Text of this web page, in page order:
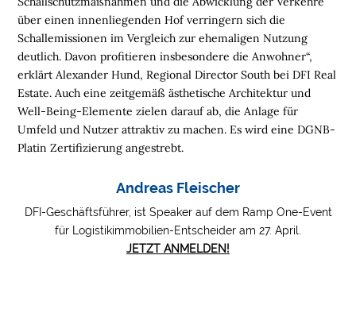
K
R
E
G
I
O
N
E
R
A
über einen innenliegenden Hof verringern sich die
Schallemissionen im Vergleich zur ehemaligen Nutzung
deutlich. Davon profitieren insbesondere die Anwohner“,
erklärt Alexander Hund, Regional Director South bei DFI Real
Estate. Auch eine zeitgemäß ästhetische Architektur und
Well-Being-Elemente zielen darauf ab, die Anlage für
Umfeld und Nutzer attraktiv zu machen. Es wird eine DGNB-
Platin Zertifizierung angestrebt.
Andreas Fleischer
DFI-Geschäftsführer, ist Speaker auf dem Ramp One-Event
für Logistikimmobilien-Entscheider am 27. April.
JETZT ANMELDEN!